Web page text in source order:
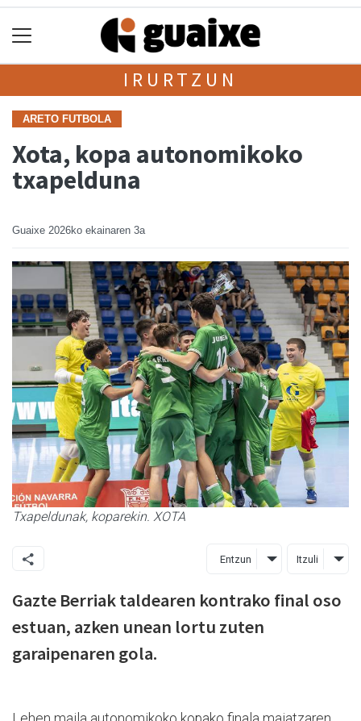
IRURTZUN
ARETO FUTBOLA
Xota, kopa autonomikoko
txapelduna
Guaixe 2026ko ekainaren 3a
Txapeldunak, koparekin. XOTA
Entzun Itzuli
Gazte Berriak taldearen kontrako final oso
estuan, azken unean lortu zuten
garaipenaren gola.